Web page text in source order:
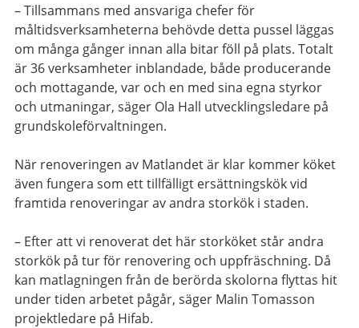
– Tillsammans med ansvariga chefer för
måltidsverksamheterna behövde detta pussel läggas
om många gånger innan alla bitar föll på plats. Totalt
är 36 verksamheter inblandade, både producerande
och mottagande, var och en med sina egna styrkor
och utmaningar, säger Ola Hall utvecklingsledare på
grundskoleförvaltningen.
När renoveringen av Matlandet är klar kommer köket
även fungera som ett tillfälligt ersättningskök vid
framtida renoveringar av andra storkök i staden.
– Efter att vi renoverat det här storköket står andra
storkök på tur för renovering och uppfräschning. Då
kan matlagningen från de berörda skolorna flyttas hit
under tiden arbetet pågår, säger Malin Tomasson
projektledare på Hifab.